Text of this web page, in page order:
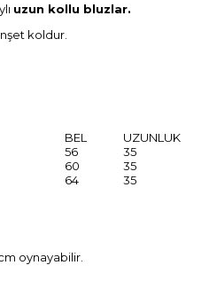
uzun kollu bluzlar.
koldur.
BEL
UZUNLUK
56
35
60
35
64 35
oynayabilir.